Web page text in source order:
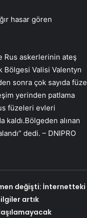
hasar gören
Rus askerlerinin ateş
Bölgesi Valisi Valentyn
sonra çok sayıda füze
yerinden patlama
füzeleri evleri
kaldı.Bölgeden alınan
dedi. – DNIPRO
değişti: İnternetteki
artık